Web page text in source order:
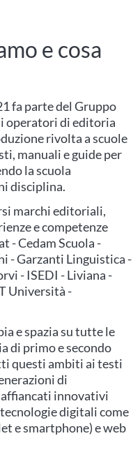
e cosa
fa parte del Gruppo
operatori di editoria
rivolta a scuole
manuali e guide per
la scuola
disciplina.
marchi editoriali,
e competenze
- Cedam Scuola -
- Garzanti Linguistica -
- ISEDI - Liviana -
Università -
e spazia su tutte le
di primo e secondo
questi ambiti ai testi
di
innovativi
digitali come
e smartphone) e web